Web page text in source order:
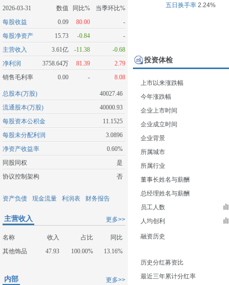
2026-03-31 数值 同比%
当季环比%
每股收益
0.09 80.00
-
每股净资产
15.73 -0.84
-
主营收入
3.61亿 -11.38
-0.68
净利润
3758.64万 81.39
2.79
销售毛利率
0.00 - 8.08
总股本(万股)
40027.46
流通股本(万股)
40000.93
每股资本公积金
11.1525
每股未分配利润
3.0896
净资产收益率
0.60%
同股同权
是
协议控制架构
否
资产负债 现金流量 利润表 财务报告
更多>>
主营收入
名称 收入 占比
同比
其他饰品
47.93 100.00% 13.16%
更多>>
内部
五日换手率2.24%
投资体检
上市以来涨跌幅
今年涨跌幅
企业上市时间
企业成立时间
企业背景
所属城市
所属行业
董事长姓名与薪酬
总经理姓名与薪酬
员工人数
人均创利
融资历史
历史分红募资比
最近三年累计分红率